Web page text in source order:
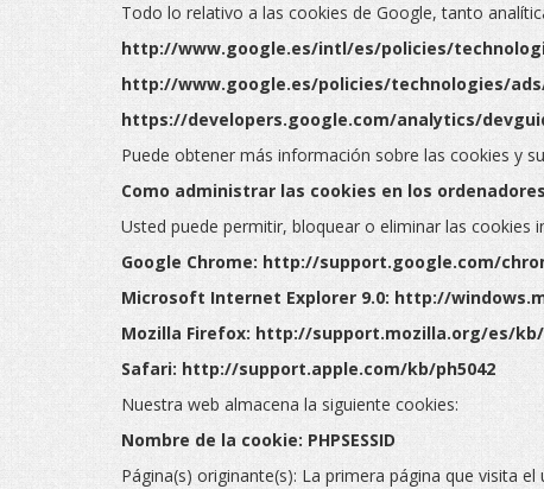
Todo lo relativo a las cookies de Google, tanto
http://www.google.es/intl/es/policies/
http://www.google.es/policies/technologies/
https://developers.google.com/analytics/
Puede obtener más información sobre las cookies y
Como administrar las cookies en los
Usted puede permitir, bloquear o eliminar las cookies
Google Chrome: http://support.google.com/
Microsoft Internet Explorer 9.0: http://
Mozilla Firefox: http://support.mozilla.org/es/
Safari: http://support.apple.com/kb/ph5042
Nuestra web almacena la siguiente cookies:
Nombre de la cookie: PHPSESSID
Página(s) originante(s): La primera página que visita el